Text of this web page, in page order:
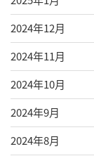
2024年12月
2024年11月
2024年10月
2024年9月
2024年8月